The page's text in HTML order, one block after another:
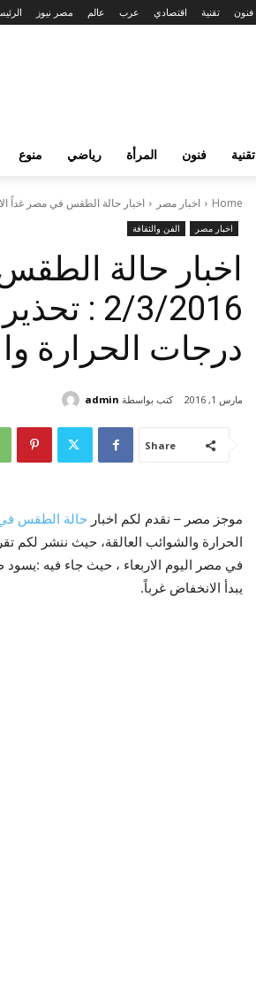
مصر نيوز عالم عرب اقتصادي تقنية فنون
تقنية فنون المرأة رياضي منوع
Home اخبار مصر اخبار حالة الطقس في مصر غداً الاربعاء 2/3/2016 : تحذيرات
اخبار مصر الفن والثقافة
اخبار حالة
2/3/2016
درجات الحرارة
مارس 1, 2016 كتب بواسطة admin
Share
موجز مصر – نقدم لكم اخبار حالة الطقس
الحرارة والشوائب العالقة، حيث ننشر لكم
في مصر اليوم الاربعاء ، حيث جاء فيه :يسود
يبدأ الانخفاض غرباً.